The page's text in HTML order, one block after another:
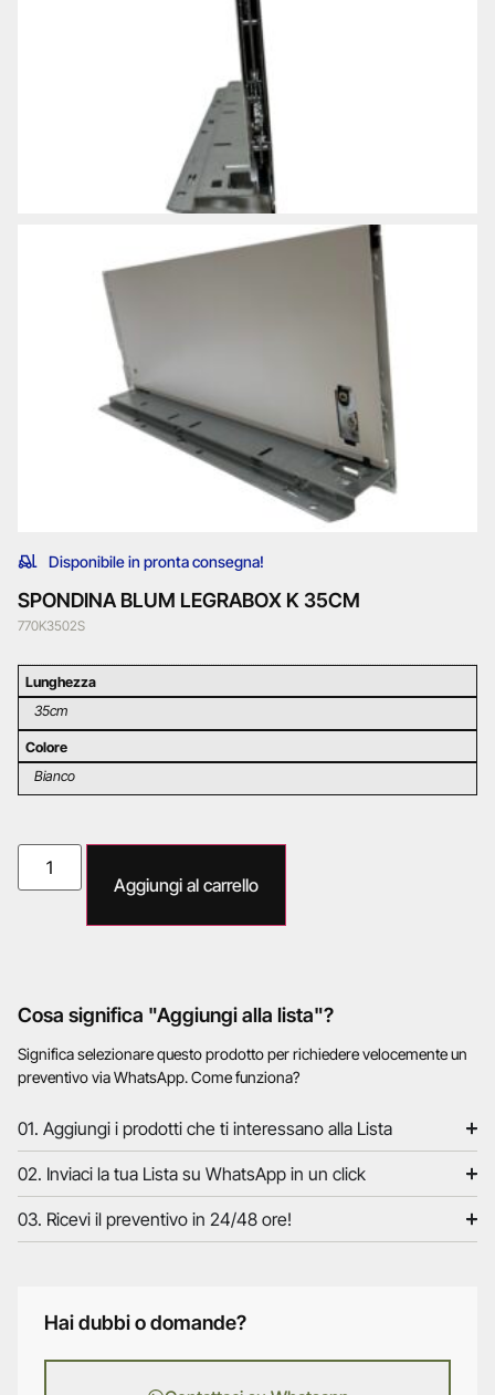
Disponibile in pronta consegna!
SPONDINA BLUM LEGRABOX K 35CM
770K3502S
Lunghezza
35cm
Colore
Bianco
Aggiungi al carrello
Cosa significa "Aggiungi alla lista"?
Significa selezionare questo prodotto per richiedere velocemente un
preventivo via WhatsApp. Come funziona?
01. Aggiungi i prodotti che ti interessano alla Lista
02. Inviaci la tua Lista su WhatsApp in un click
03. Ricevi il preventivo in 24/48 ore!
Hai dubbi o domande?